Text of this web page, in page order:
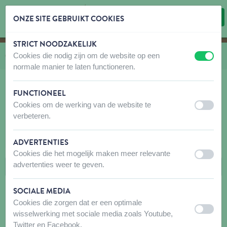
Inhoud overslaan
Taalkeuze overslaan
U bevindt zich hier:
van
Catalogus naar
Private Label naar
Barbé
BARBÉ
FILTERS
Sorry, we kunnen geen geschikte artikelen vinden.
ONZE SITE GEBRUIKT COOKIES
STRICT NOODZAKELIJK
Cookies die nodig zijn om de website op een
normale manier te laten functioneren.
uit aan
FUNCTIONEEL
Cookies om de werking van de website te
verbeteren.
uit aan
ADVERTENTIES
Cookies die het mogelijk maken meer relevante
advertenties weer te geven.
uit aan
SOCIALE MEDIA
Cookies die zorgen dat er een optimale
wisselwerking met sociale media zoals Youtube,
Twitter en Facebook.
uit aan